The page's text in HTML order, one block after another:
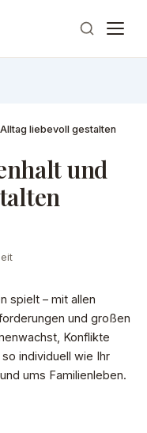
liebevoll gestalten
und
spielt – mit allen
und großen
Konflikte
individuell wie Ihr
ums Familienleben.